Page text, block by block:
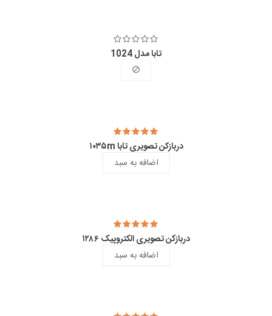
تابا مدل 1024
دربازکن تصویری تابا ۱۰۳۵m
اضافه به سبد
دربازکن تصویری الکتروپیک ۱۲۸۶
اضافه به سبد